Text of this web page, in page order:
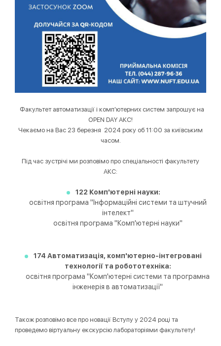
Факультет автоматизації і комп'ютерних систем запрошує на
OPEN DAY АКС!
Чекаємо на Вас 23 березня 2024 року об 11:00 за київським
часом.
Під час зустрічі ми розповімо про спеціальності факультету
АКС:
122 Комп'ютерні науки:
освітня програма "Інформаційні системи та штучний
інтелект"
освітня програма "Комп'ютерні науки"
174 Автоматизація, комп'ютерно-інтегровані
технології та робототехніка:
освітня програма "Комп'ютерні системи та програмна
інженерія в автоматизації"
Також розповімо все про новації Вступу у 2024 році та
проведемо віртуальну екскурсію лабораторіями факультету!